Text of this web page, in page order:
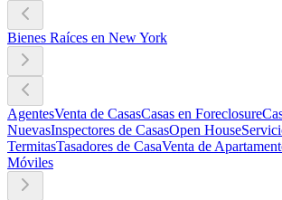
Bienes Raíces en New York
AgentesVenta de CasasCasas en Foreclosure
NuevasInspectores de CasasOpen House
TermitasTasadores de CasaVenta de
Móviles